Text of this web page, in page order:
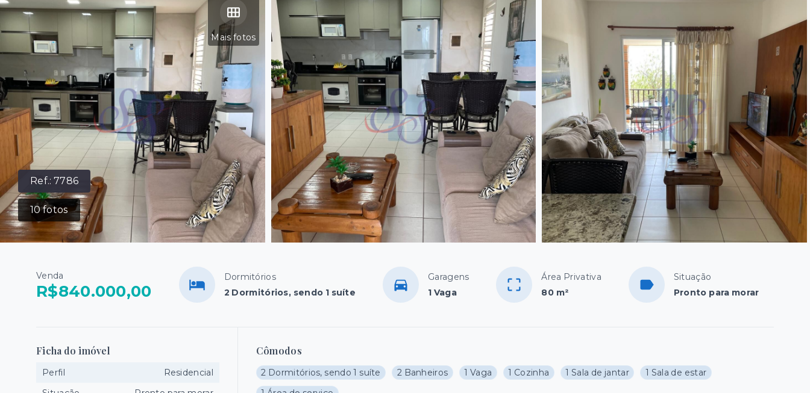
Ref.:7786
10fotos
Mais fotos
Venda
R$840.000,00
Dormitórios
2 Dormitórios, sendo 1 suíte
Garagens
1 Vaga
Área Privativa
80 m²
Situação
Pronto para morar
Cômodos
2 Dormitórios, sendo 1 suíte 2 Banheiros 1 Vaga 1 Cozinha 1 Sala de jantar
1 Sala de estar
Ficha do imóvel
Perfil
Residencial